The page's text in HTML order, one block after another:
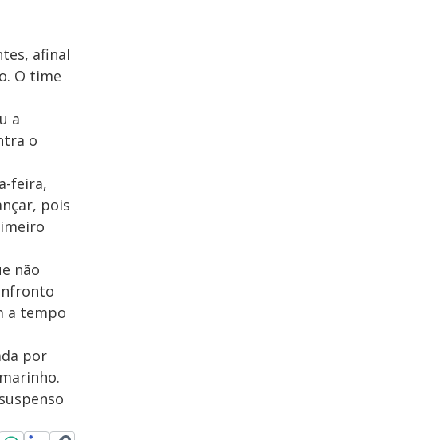
afinal
O time
a
o
feira,
pois
não
a tempo
por